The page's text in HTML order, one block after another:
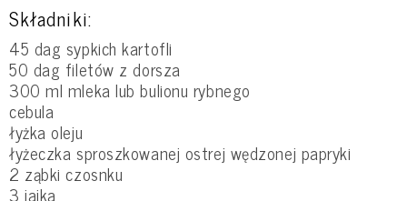
Składniki:
45 dag sypkich kartofli
50 dag filetów z dorsza
300 ml mleka lub bulionu rybnego
cebula
łyżka oleju
łyżeczka sproszkowanej ostrej wędzonej papryki
2 ząbki czosnku
3 jajka